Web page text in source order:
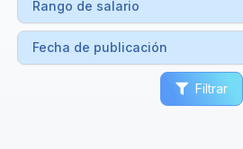
Filtrar